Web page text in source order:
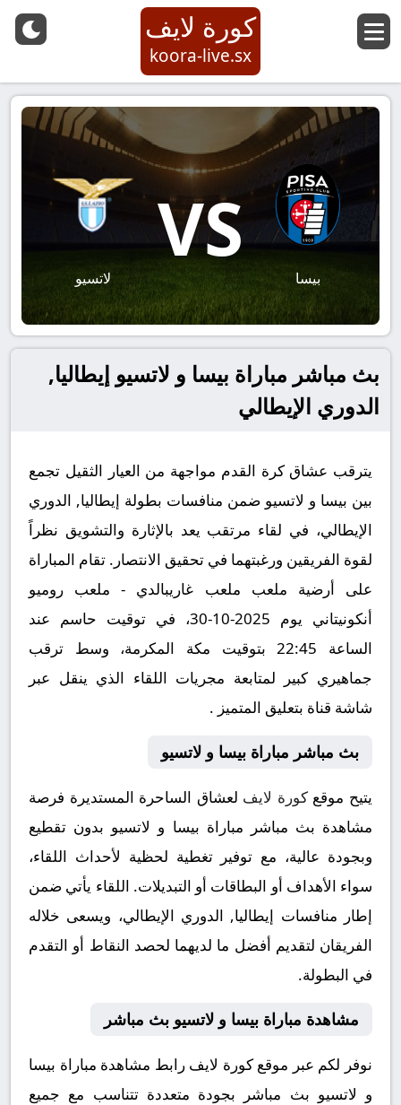
كورة لايف
koora-live.sx
بيسا
VS
لاتسيو
بث مباشر مباراة بيسا و لاتسيو إيطاليا,
الدوري الإيطالي
يترقب عشاق كرة القدم مواجهة من العيار الثقيل تجمع
بين بيسا و لاتسيو ضمن منافسات بطولة إيطاليا, الدوري
الإيطالي، في لقاء مرتقب يعد بالإثارة والتشويق نظراً
لقوة الفريقين ورغبتهما في تحقيق الانتصار. تقام المباراة
على أرضية ملعب ملعب غاريبالدي - ملعب روميو
أنكونيتاني يوم 2025-10-30، في توقيت حاسم عند
الساعة 22:45 بتوقيت مكة المكرمة، وسط ترقب
جماهيري كبير لمتابعة مجريات اللقاء الذي ينقل عبر
شاشة قناة بتعليق المتميز .
بث مباشر مباراة بيسا و لاتسيو
يتيح موقعكورة لايف لعشاق الساحرة المستديرة فرصة
مشاهدة بث مباشر مباراة بيسا و لاتسيو بدون تقطيع
وبجودة عالية، مع توفير تغطية لحظية لأحداث اللقاء،
سواء الأهداف أو البطاقات أو التبديلات. اللقاء يأتي ضمن
إطار منافسات إيطاليا, الدوري الإيطالي، ويسعى خلاله
الفريقان لتقديم أفضل ما لديهما لحصد النقاط أو التقدم
في البطولة.
مشاهدة مباراة بيسا و لاتسيو بث مباشر
نوفر لكم عبر موقع كورة لايف رابط مشاهدة مباراة بيسا
و لاتسيو بث مباشر بجودة متعددة تتناسب مع جميع